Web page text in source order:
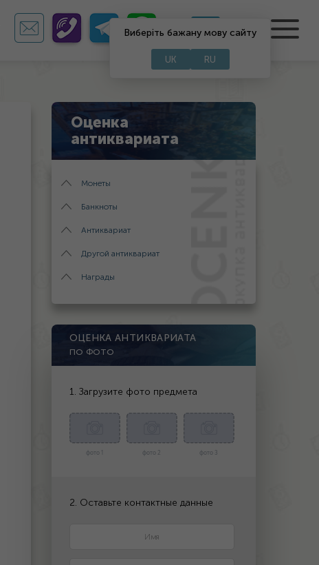
UA
Виберіть бажану мову сайту
UK RU
Оценка
антиквариата
Монеты
Банкноты
Антиквариат
Другой антиквариат
Награды
ОЦЕНКА АНТИКВАРИАТА
ПО ФОТО
1. Загрузите фото предмета
фото 1 фото 2 фото 3
2. Оставьте контактные данные